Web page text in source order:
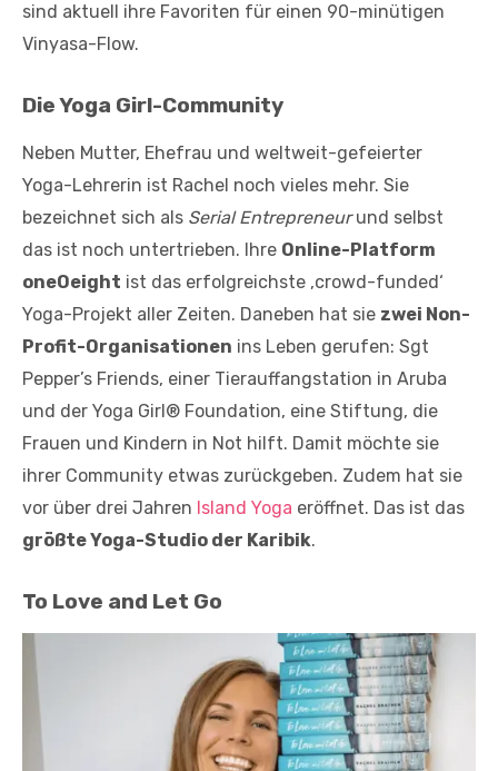
sind aktuell ihre Favoriten für einen 90-minütigen
Vinyasa-Flow.
Die Yoga Girl-Community
Neben Mutter, Ehefrau und weltweit-gefeierter
Yoga-Lehrerin ist Rachel noch vieles mehr. Sie
bezeichnet sich als Serial Entrepreneurund selbst
das ist noch untertrieben. Ihre Online-Platform
oneOeight ist das erfolgreichste ‚crowd-funded‘
Yoga-Projekt aller Zeiten. Daneben hat sie zwei Non-
Profit-Organisationen ins Leben gerufen: Sgt
Pepper’s Friends, einer Tierauffangstation in Aruba
und der Yoga Girl® Foundation, eine Stiftung, die
Frauen und Kindern in Not hilft. Damit möchte sie
ihrer Community etwas zurückgeben. Zudem hat sie
vor über drei Jahren Island Yoga eröffnet. Das ist das
größte Yoga-Studio der Karibik.
To Love and Let Go